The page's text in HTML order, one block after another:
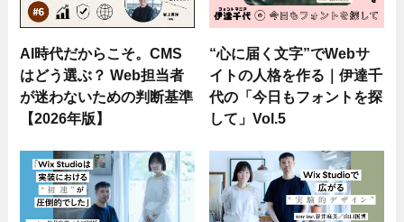
AI時代だからこそ。CMS
はどう選ぶ？ Web担当者
が迷わないための判断基準
【2026年版】
“心に届く文字”でWebサ
イトの人格を作る｜伊達千
代の「今日もフォントを探
して」Vol.5